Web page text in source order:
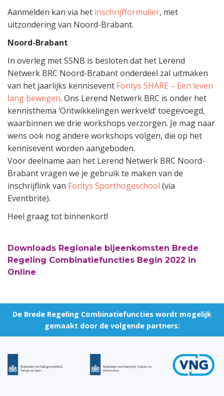
Aanmelden kan via het inschrijfformulier, met
uitzondering van Noord-Brabant.
Noord-Brabant
In overleg met SSNB is besloten dat het Lerend
Netwerk BRC Noord-Brabant onderdeel zal uitmaken
van het jaarlijks kennisevent Fontys SHARE – Een leven
lang bewegen. Ons Lerend Netwerk BRC is onder het
kennisthema ‘Ontwikkelingen werkveld’ toegevoegd,
waarbinnen we drie workshops verzorgen. Je mag naar
wens ook nog andere workshops volgen, die op het
kennisevent worden aangeboden.
Voor deelname aan het Lerend Netwerk BRC Noord-
Brabant vragen we je gebruik te maken van de
inschrijflink van Fontys Sporthogeschool (via
Eventbrite).
Heel graag tot binnenkort!
Downloads Regionale bijeenkomsten Brede
Regeling Combinatiefuncties Begin 2022 in
Online
De Brede Regeling Combinatiefuncties wordt mogelijk
gemaakt door de volgende partners: